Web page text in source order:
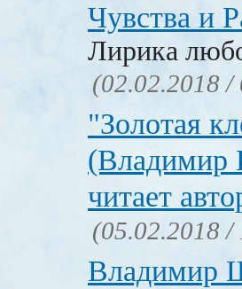
Чувства и
Лирика
(02.02.2018 /
"Золотая
(Владимир
читает
(05.02.2018 /
Владимир